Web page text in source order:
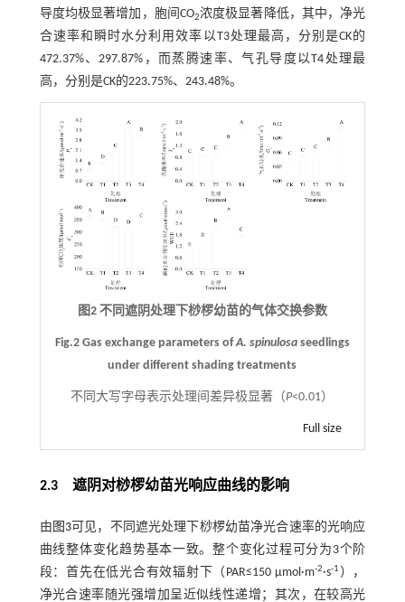
导度均极显著增加，胞间CO2浓度极显著降低，其中，净光
合速率和瞬时水分利用效率以T3处理最高，分别是CK的
472.37%、297.87%，而蒸腾速率、气孔导度以T4处理最
高，分别是CK的223.75%、243.48%。
图2 不同遮阴处理下桫椤幼苗的气体交换参数
Fig.2 Gas exchange parameters ofA. spinulosaseedlings
under different shading treatments
不同大写字母表示处理间差异极显著（P<0.01）
Full size
2.3 遮阴对桫椤幼苗光响应曲线的影响
由 图3可见，不同遮光处理下桫椤幼苗净光合速率的光响应
曲线整体变化趋势基本一致。整个变化过程可分为3个阶
段：首先在低光合有效辐射下（PAR≤150 μmol·m-2·s-1 ），
净光合速率随光强增加呈近似线性递增；其次，在较高光